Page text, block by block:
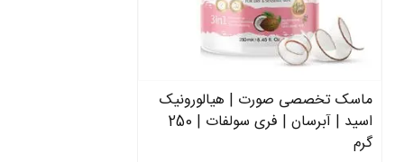
ماسک تخصصی صورت | هیالورونیک
اسید | آبرسان | فری سولفات | 250
گرم